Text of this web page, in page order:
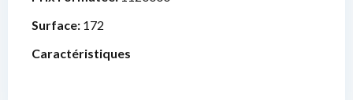
Surface: 172
Caractéristiques